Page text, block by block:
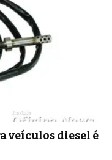
veículos diesel é